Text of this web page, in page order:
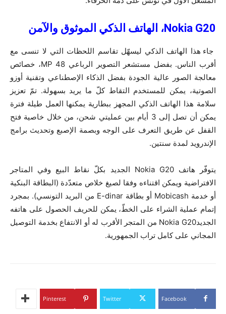
Nokia G20، الهاتف الذكي الموثوق والآمن
جاء هذا الهاتف الذكي ليسهّل تقاسم اللحظات التي لا تنسى مع
أقرب الناس. بفضل مستشعر التصوير الرباعي 48 MP، خصائص
معالجة الصور عالية الجودة بفضل الذكاء الإصطناعي وتقنية أوزو
الصوتية، يمكن للمستخدم التقاط كلّ ما يريد بسهولة. تمّ تعزيز
سلامة هذا الهاتف الذكي المجهز ببطارية يمكنها العمل طيلة فترة
يمكن أن تصل إلى 3 أيام بين عمليتي شحن، من خلال خاصية فتح
القفل عن طريق التعرف على الوجه وبصمة الإصبع وتحديث برامج
الإندرويد لمدة سنتين.
يتوفّر هاتف Nokia G20 الجديد بكلّ نقاط البيع وفي المتاجر
الافتراضية ويمكن اقتناءه وفقا لصيغ خلاص متعدّدة (البطاقة البنكية
أو خدمة Mobicash أو بطاقة E-dinar من البريد التونسي). بمجرد
إتمام عملية الشراء على الخطّ، يمكن للحريف الحصول على هاتفه
الجديدNokia G20 من المتجر الأقرب له أو الانتفاع بخدمة التوصيل
المجاني على كامل تراب الجمهورية.
Facebook
Twitter
Pinterest